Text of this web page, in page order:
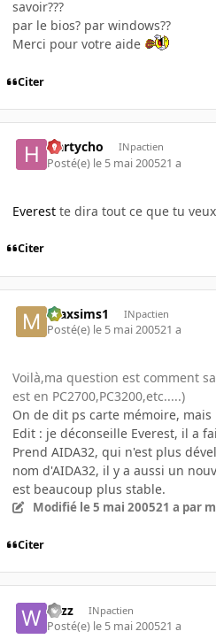
savoir???
par le bios? par windows??
Merci pour votre aide
Citer
Hartycho INpactien
Posté(e) le 5 mai 200521 a
Everest te dira tout ce que tu
Citer
maxsims1 INpactien
Posté(e) le 5 mai 200521 a
Voilà,ma question est comment
est en PC2700,PC3200,etc.....)
On de dit ps carte mémoire, mais
Edit : je déconseille Everest, il a
Prend AIDA32, qui n'est plus
nom d'AIDA32, il y a aussi un
est beaucoup plus stable.
Modifié le 5 mai 200521 a par
Citer
wizz INpactien
Posté(e) le 5 mai 200521 a